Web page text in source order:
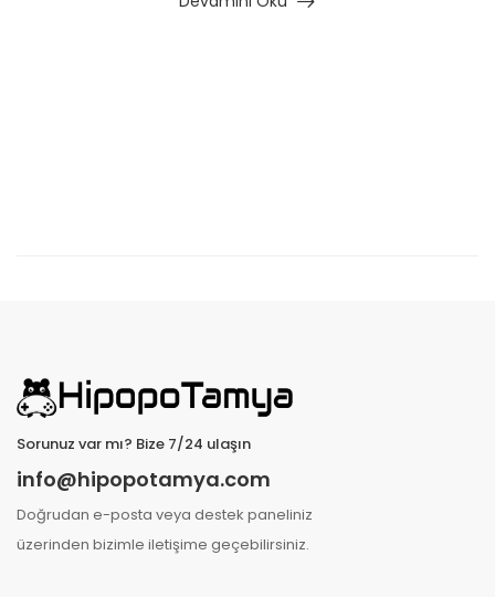
Sorunuz var mı? Bize 7/24 ulaşın
info@hipopotamya.com
Doğrudan e-posta veya destek paneliniz
üzerinden bizimle iletişime geçebilirsiniz.